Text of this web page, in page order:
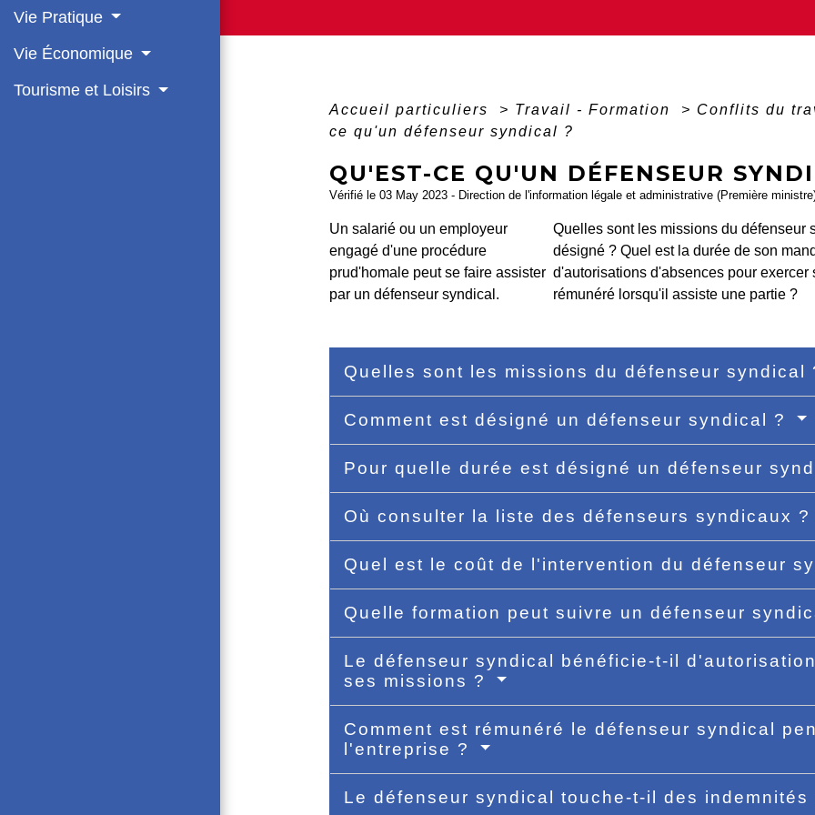
Vie Pratique
Vie Économique
Tourisme et Loisirs
Accueil particuliers > Travail - Formation > Conflits du
ce qu'un défenseur syndical ?
QU'EST-CE QU'UN DÉFENSEUR
Vérifié le 03 May 2023 - Direction de l'information légale et administrative (Première
Un salarié ou un employeur
engagé d'une procédure
prud'homale peut se faire assister
par un défenseur syndical.
Quelles sont les missions du défenseur
désigné ? Quel est la durée de son
d'autorisations d'absences pour
rémunéré lorsqu'il assiste une partie ?
Quelles sont les missions du défenseur
Comment est désigné un défenseur syndical ?
Pour quelle durée est désigné un défenseur
Où consulter la liste des défenseurs syndicaux
Quel est le coût de l'intervention du défenseur
Quelle formation peut suivre un défenseur
Le défenseur syndical bénéficie-t-il
ses missions ?
Comment est rémunéré le défenseur syndical
l'entreprise ?
Le défenseur syndical touche-t-il des